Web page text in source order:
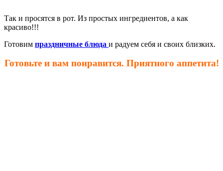
Так и просятся в рот. Из простых ингредиентов, а как
красиво!!!
Готовим праздничные блюда и радуем себя и своих близких.
Готовьте и вам понравится. Приятного аппетита!